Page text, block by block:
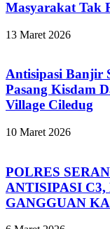
Masyarakat Tak
13 Maret 2026
Antisipasi Banjir
Pasang Kisdam
Village Ciledug
10 Maret 2026
POLRES
ANTISIPASI
GANGGUAN